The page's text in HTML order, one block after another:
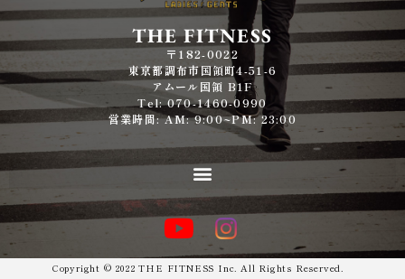
THE FITNESS
〒182-0022
東京都調布市国領町4-51-6
アムール国領 B1F
Tel: 070-1460-0990
営業時間: AM: 9:00~PM: 23:00
Copyright © 2022 THE FITNESS Inc. All Rights Reserved.